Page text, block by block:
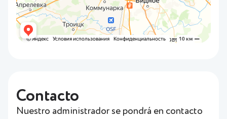
Contacto
Nuestro administrador se pondrá en contacto